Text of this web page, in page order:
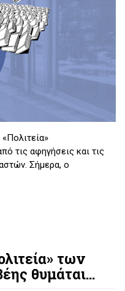
τις αφηγήσεις και τις
Σήμερα, ο
των
θυμάται...